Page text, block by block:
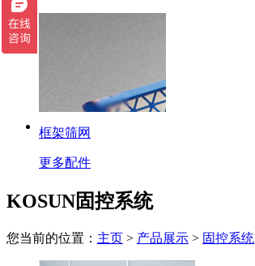
框架筛网
更多配件
KOSUN固控系统
您当前的位置： 主页 > 产品展示 > 固控系统